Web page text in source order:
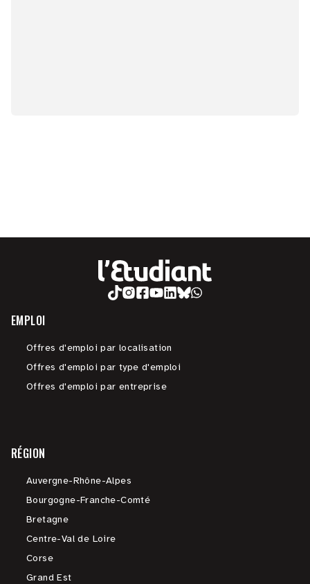
EMPLOI
Offres d'emploi par localisation
Offres d'emploi par type d'emploi
Offres d'emploi par entreprise
RÉGION
Auvergne-Rhône-Alpes
Bourgogne-Franche-Comté
Bretagne
Centre-Val de Loire
Corse
Grand Est